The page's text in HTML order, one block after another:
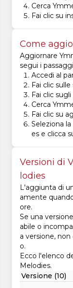
Cerca
Fai clic su
Come
Aggiornare
segui i
Accedi al
Fai clic
Fai clic
Cerca
Fai clic su
Seleziona
es e clicca
Versioni di
lodies
L'aggiunta di
amente
ore.
Se una
abile o
a versione,
o.
Ecco l'elenco
Melodies.
Versione (10)